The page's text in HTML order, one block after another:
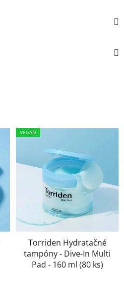
VEGAN
Torriden Hydratačné
tampóny - Dive-In Multi
Pad - 160 ml (80 ks)